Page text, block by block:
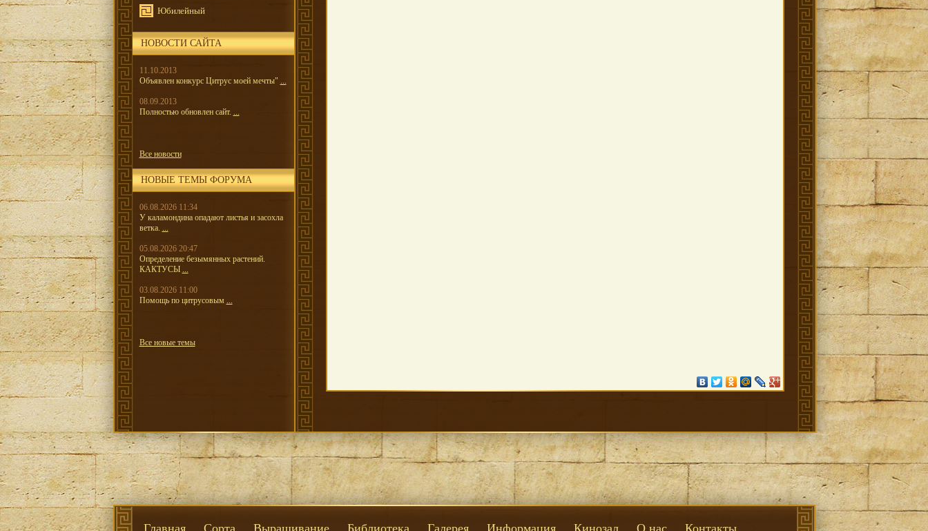
Юбилейный
НОВОСТИ САЙТА
11.10.2013
Объявлен конкурс Цитрус моей мечты" ...
08.09.2013
Полностью обновлен сайт. ...
Все новости
НОВЫЕ ТЕМЫ ФОРУМА
06.08.2026 11:34
У каламондина опадают листья и засохла
ветка. ...
05.08.2026 20:47
Определение безымянных растений.
КАКТУСЫ ...
03.08.2026 11:00
Помощь по цитрусовым ...
Все новые темы
Главная Сорта Выращивание Библиотека Галерея Информация Кинозал О нас Контакты